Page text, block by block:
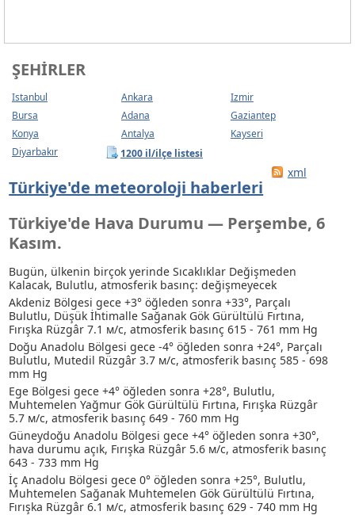
ŞEHIRLER
Istanbul Ankara
Izmir
Bursa
Adana
Gaziantep
Konya
Antalya
Kayseri
Diyarbakır
1200 il/ilçe listesi
Türkiye'de meteoroloji haberleri
xml
Türkiye'de Hava Durumu — Perşembe, 6
Kasım.
Bugün, ülkenin birçok yerinde Sıcaklıklar Değişmeden
Kalacak, Bulutlu, atmosferik basınç: değişmeyecek
Akdeniz Bölgesi gece +3° öğleden sonra +33°, Parçalı
Bulutlu, Düşük İhtimalle Sağanak Gök Gürültülü Fırtına,
Fırışka Rüzgâr 7.1 м/с, atmosferik basınç 615 - 761 mm Hg
Doğu Anadolu Bölgesi gece -4° öğleden sonra +24°, Parçalı
Bulutlu, Mutedil Rüzgâr 3.7 м/с, atmosferik basınç 585 - 698
mm Hg
Ege Bölgesi gece +4° öğleden sonra +28°, Bulutlu,
Muhtemelen Yağmur Gök Gürültülü Fırtına, Fırışka Rüzgâr
5.7 м/с, atmosferik basınç 649 - 760 mm Hg
Güneydoğu Anadolu Bölgesi gece +4° öğleden sonra +30°,
hava durumu açık, Fırışka Rüzgâr 5.6 м/с, atmosferik basınç
643 - 733 mm Hg
İç Anadolu Bölgesi gece 0° öğleden sonra +25°, Bulutlu,
Muhtemelen Sağanak Muhtemelen Gök Gürültülü Fırtına,
Fırışka Rüzgâr 6.1 м/с, atmosferik basınç 629 - 740 mm Hg